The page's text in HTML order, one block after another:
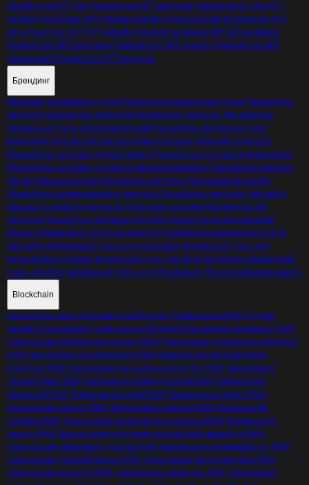
дизайна для NFT-игр Разработка NFT картинки Специалисты для NFT-
проекта Отрисовка NFT Разработка NFT иллюстраций Разработка NFT
арта Агентство NFT NFT-дизайн Разработка Видео NFT Gif анимации
Разработка NFT коллекции Разработка NFT проекта Разработка NFT
персонажа Разработка NFT-лендинга
Брендинг
Редизайн фирменного стиля Разработка фирменного стиля Разработка
логотипа Разработка брендбука Разработка логотипа для команды
Фирменный стиль для кондитерской Разработка логотипа в стиле
киберпанк Разработка логотипа для гостиницы Редизайн логотипа
Разработка логотипа для ресторана Разработка логотипа для магазина
Разработка логотипа для агентства недвижимости Разработка логотипа
для футбольного клуба Разработка логотипа для хоккейного клуба
Разработка анимированного логотипа Разработка логотипа для сайта
Заказать доработку логотипа Отрисовка логотипа Разработка 3D-
логотипа Разработка экспресс-логотипа Анализ логотипа компании
Анализ фирменного стиля конкурентов Разработка фирменного стиля
для сайта Фирменный стиль для ресторана Фирменный стиль для
медицинской клиники Фирменный стиль для бренда одежды Фирменный
стиль для АЗС Фирменный стиль для IT компании Логотип премиум класса
Blockchain
Разработка смарт-контракта на Ethereum Токенизация RWA Студия
дизайна приложений Токенизация предметов коллекционирования RWA
Токенизация предметов роскоши RWA Токенизация углеродных кредитов
RWA Токенизация антиквариата RWA Токенизация произведения
искусства RWA Токенизация музыкальных роялти RWA Токенизация
ценных бумаг RWA Токенизация оборудования RWA Токенизация
облигаций RWA Токенизация акций RWA Токенизация нефти RWA
Токенизация золота RWA Токенизация алмазов RWA Токенизация
серебра RWA Токенизация полезных ископаемых RWA Токенизация
роялти RWA Токенизация интеллектуальной собственности RWA
Токенизация земельного участка RWA Токенизация недвижимости RWA
Токенизация торговой марки RWA Токенизация авторских прав RWA
Токенизация патента RWA Токенизация лицензии RWA Токенизация